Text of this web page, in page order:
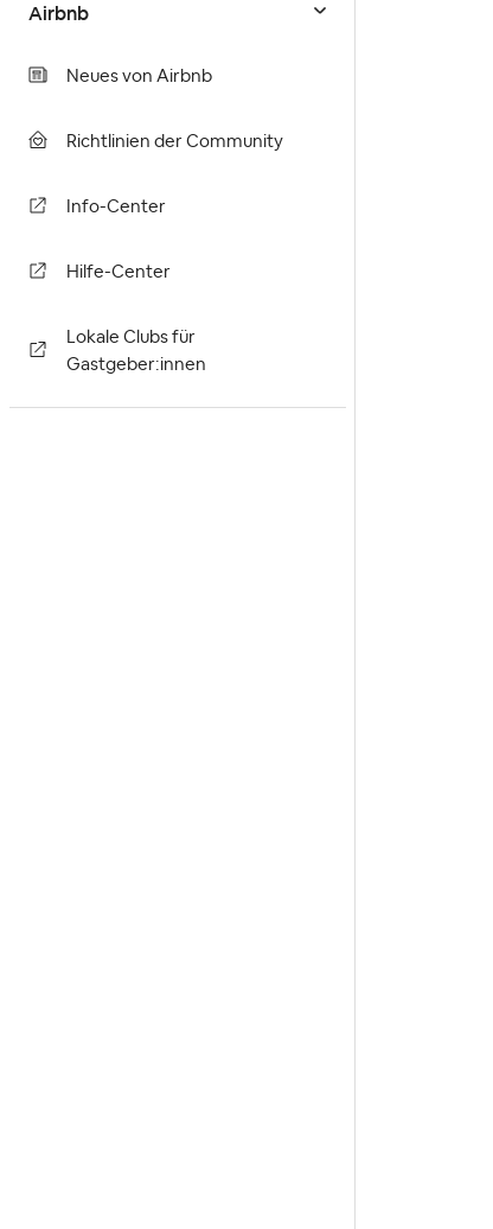
Airbnb
Neues von Airbnb
Richtlinien der Community
Info-Center
Hilfe-Center
Lokale Clubs für
Gastgeber:innen